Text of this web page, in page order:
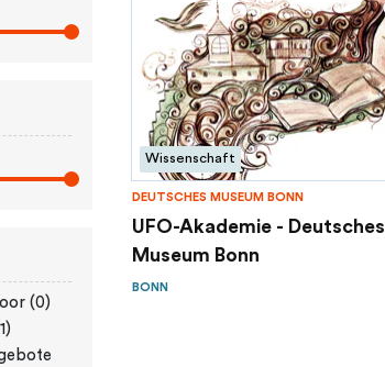
(0)
Wissenschaft
DEUTSCHES MUSEUM BONN
UFO-Akademie - Deutsches
Museum Bonn
BONN